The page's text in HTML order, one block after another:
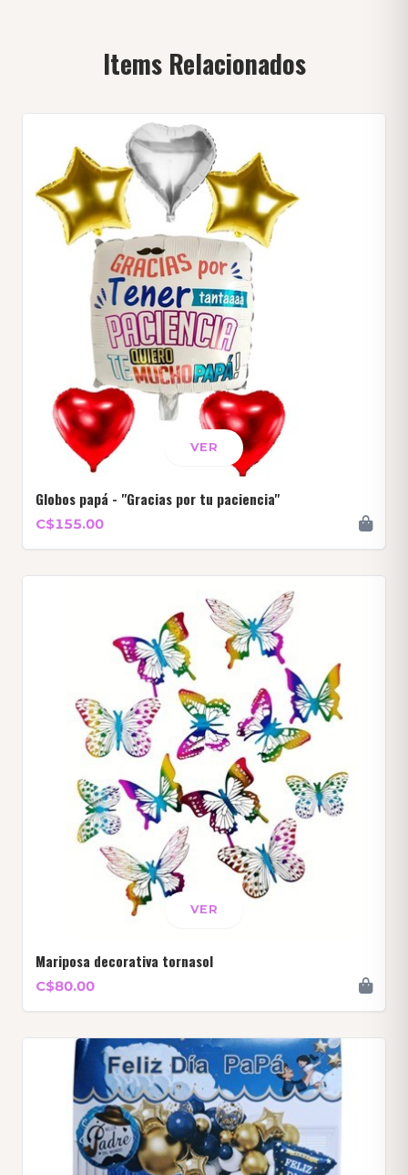
Items Relacionados
VER
Globos papá - "Gracias por tu paciencia"
C$155.00
VER
Mariposa decorativa tornasol
C$80.00